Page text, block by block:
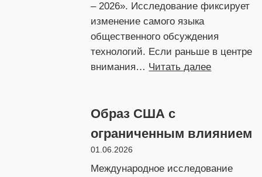
– 2026». Исследование фиксирует
изменение самого языка
общественного обсуждения
технологий. Если раньше в центре
внимания… Читать далее:
Образ США с
ограниченным влиянием
01.06.2026
Международное исследование